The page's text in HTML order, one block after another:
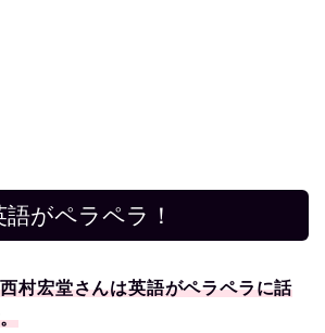
がペラペラ！
西村宏堂さんは英語がペラペラに話